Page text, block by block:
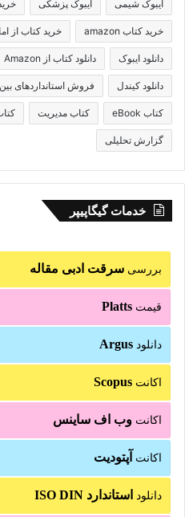
ایبوک شیمی ایبوک پزشکی خرید pdf کتاب خارجی
خرید کتاب amazon خرید کتاب از
دانلود ایبوک دانلود کتاب از Amazon
دانلود کیندل فروش استانداردهای
کتاب eBook کتاب مدیریت
گزارش تحلیلی
خدمات گیگاپیپر
بررسی سرقت ادبی مقاله
قیمت Platts
دانلود Argus
اکانت Scopus
اکانت وب اف ساینس
اکانت آپتودیت
دانلود استاندارد ISO DIN